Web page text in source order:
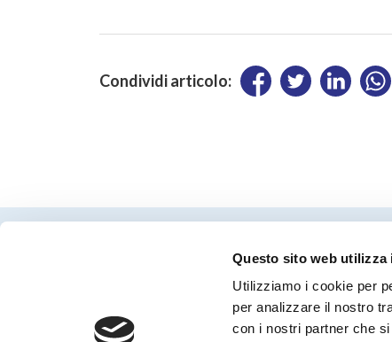
Questo sito web utilizza
Utilizziamo i cookie per
per analizzare il nostro
con i nostri partner che
Condividi articolo:
Periodico Nedcommunity Reg. Tribunale di